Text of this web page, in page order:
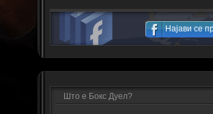
Најави се
Што е Бокс Дуел?